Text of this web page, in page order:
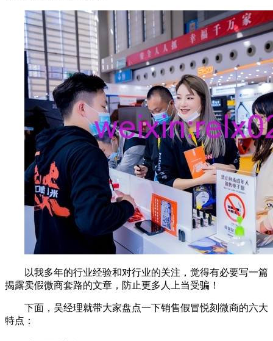
以我多年的行业经验和对行业的关注，觉得有必要写一篇
揭露卖假微商套路的文章，防止更多人上当受骗！
下面，吴经理就带大家盘点一下销售假冒悦刻微商的六大
特点：